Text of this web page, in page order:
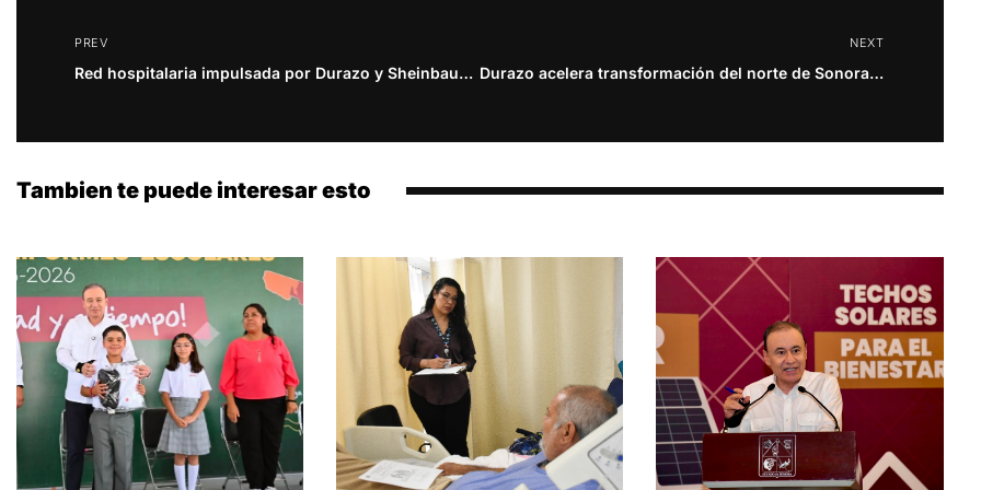
PREV
Red hospitalaria impulsada por Durazo y Sheinbaum transforma la atención médica
NEXT
Durazo acelera transformación del norte de Sonora con inversión en salud, becas e infraestructura
Tambien te puede interesar esto